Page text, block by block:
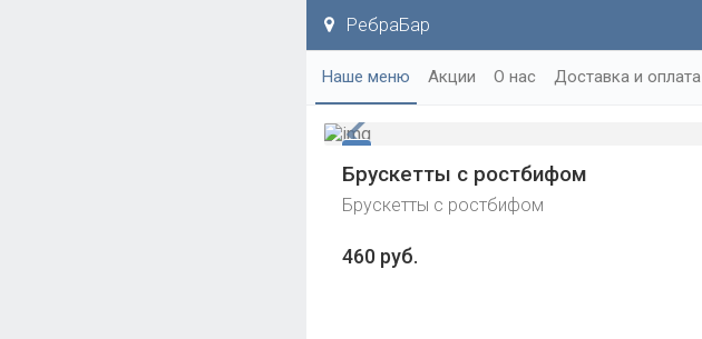
РебраБар
Наше меню Акции О нас Доставка и оплата
Брускетты с ростбифом
Брускетты с ростбифом
460 руб.